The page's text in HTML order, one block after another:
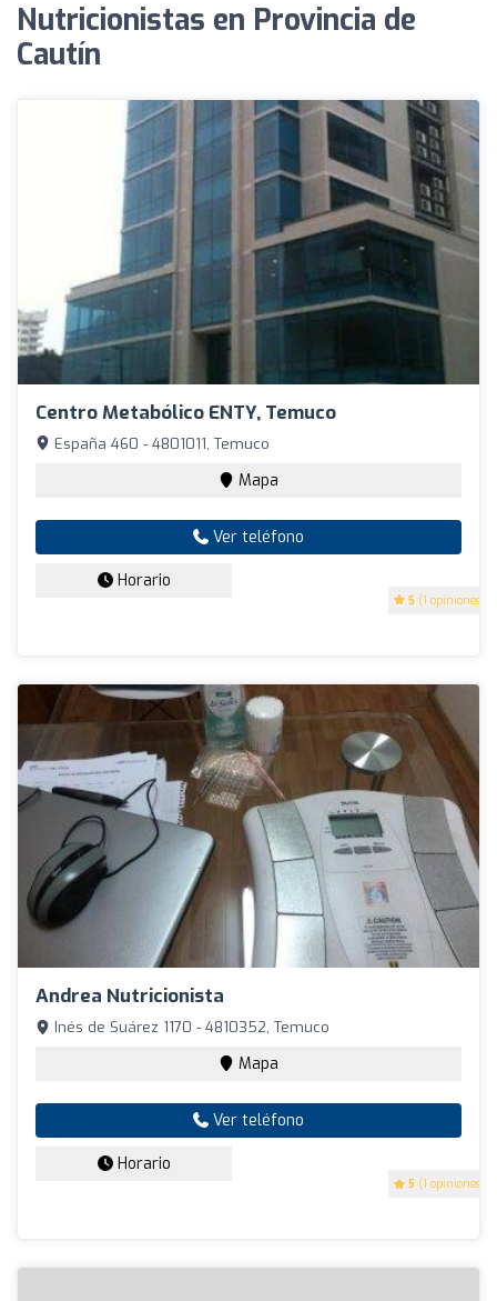
Nutricionistas en Provincia de
Cautín
Centro Metabólico ENTY, Temuco
5 (1 opiniones)
España 460 - 4801011, Temuco
Mapa
Ver teléfono
Horario
Andrea Nutricionista
5 (1 opiniones)
Inés de Suárez 1170 - 4810352, Temuco
Mapa
Ver teléfono
Horario